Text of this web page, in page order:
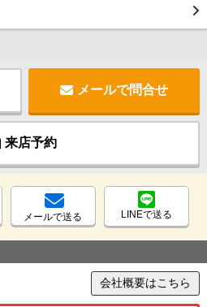
メールで問合せ
来店予約
メールで送る LINEで送る
会社概要はこちら